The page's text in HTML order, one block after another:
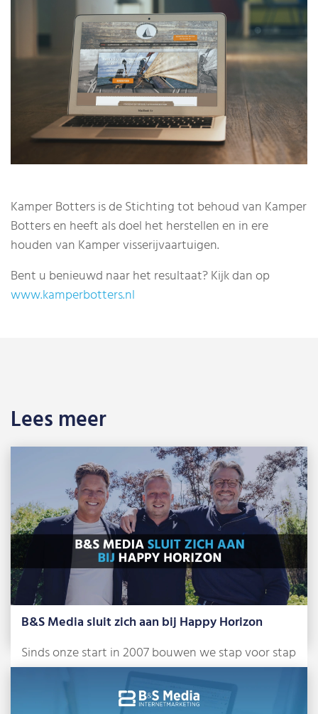
Kamper Botters is de Stichting tot behoud van Kamper
Botters en heeft als doel het herstellen en in ere
houden van Kamper visserijvaartuigen.
Bent u benieuwd naar het resultaat? Kijk dan op
www.kamperbotters.nl
Lees meer
B&S Media sluit zich aan bij Happy Horizon
Sinds onze start in 2007 bouwen we stap voor stap
aan ons bureau. Anno […]
Lees meer »